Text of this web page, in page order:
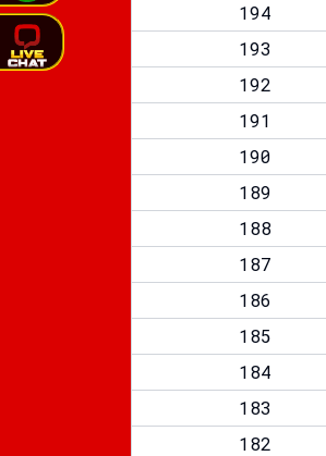
194
193
192
191
190
189
188
187
186
185
184
183
182